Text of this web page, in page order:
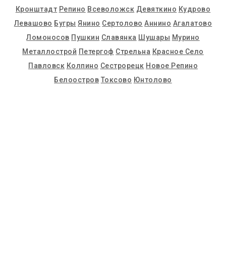
Кронштадт Репино Всеволожск Девяткино Кудрово
Левашово Бугры Янино Сертолово Аннино Агалатово
Ломоносов Пушкин Славянка Шушары Мурино
Металлострой Петергоф Стрельна Красное Село
Павловск Колпино Сестрорецк Новое Репино
Белоостров Токсово Юнтолово